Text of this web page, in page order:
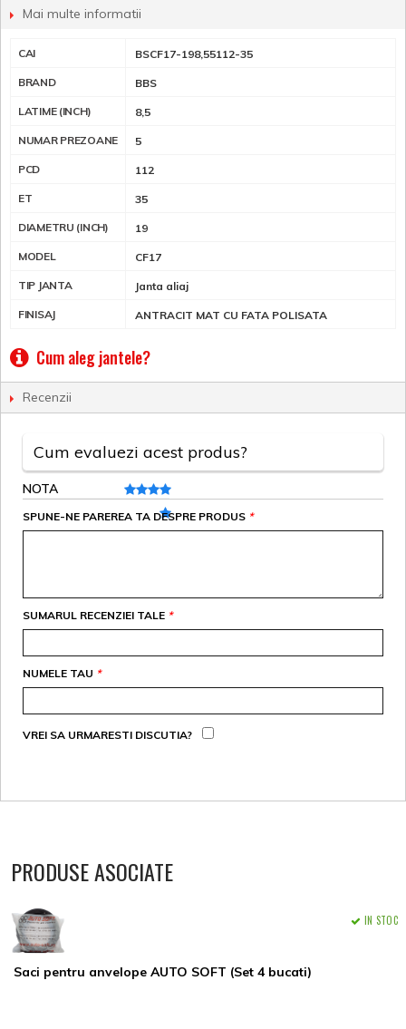
Mai multe informatii
CAI BSCF17-198,55112-35
BRAND BBS
LATIME (INCH) 8,5
NUMAR PREZOANE 5
PCD 112
ET 35
DIAMETRU (INCH) 19
MODEL CF17
TIP JANTA Janta aliaj
FINISAJ ANTRACIT MAT CU FATA POLISATA
Cum aleg jantele?
Recenzii
Cum evaluezi acest produs?
NOTA
*
SPUNE-NE PAREREA TA DESPRE PRODUS
*
SUMARUL RECENZIEI TALE
*
NUMELE TAU
VREI SA URMARESTI DISCUTIA?
PRODUSE ASOCIATE
Saci pentru anvelope AUTO SOFT (Set 4 bucati)
IN STOC